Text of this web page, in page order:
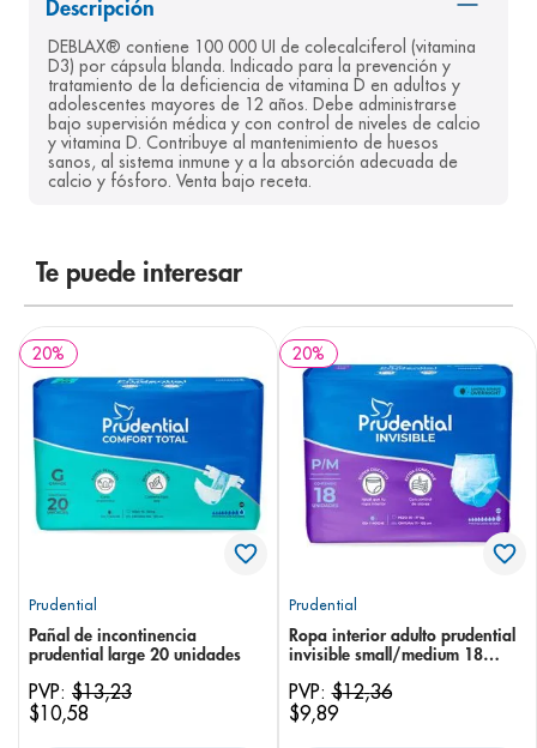
Descripción
DEBLAX® contiene 100 000 UI de colecalciferol (vitamina
D3) por cápsula blanda. Indicado para la prevención y
tratamiento de la deficiencia de vitamina D en adultos y
adolescentes mayores de 12 años. Debe administrarse
bajo supervisión médica y con control de niveles de calcio
y vitamina D. Contribuye al mantenimiento de huesos
sanos, al sistema inmune y a la absorción adecuada de
calcio y fósforo. Venta bajo receta.
Te puede interesar
20%
Prudential
Pañal de incontinencia
prudential large 20 unidades
PVP: $13,23
$10,58
20%
Prudential
Ropa interior adulto prudential
invisible small/medium 18
PVP:$12,36
$9,89
8. panolini
9. pediasure
10.desodorante